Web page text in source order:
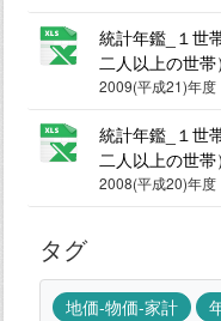
統計年鑑_１世
二人以上の世
2009(平成21)年度
統計年鑑_１世
二人以上の世
2008(平成20)年度
タグ
地価-物価-家計